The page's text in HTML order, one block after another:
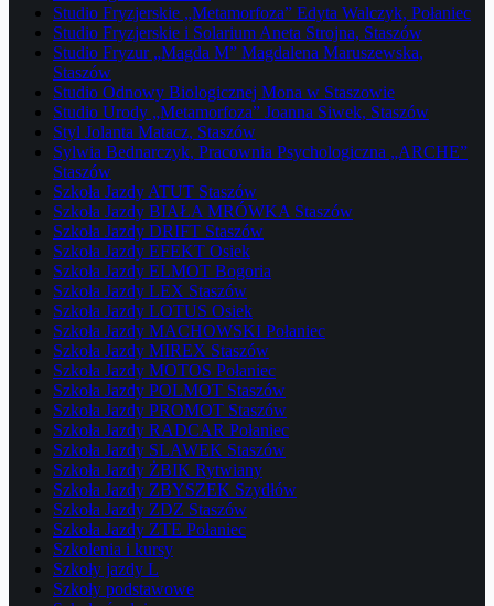
Studio Fryzjerskie „Metamorfoza” Edyta Walczyk, Połaniec
Studio Fryzjerskie i Solarium Aneta Strojna, Staszów
Studio Fryzur „Magda M” Magdalena Maruszewska,
Staszów
Studio Odnowy Biologicznej Mona w Staszowie
Studio Urody „Metamorfoza” Joanna Siwek, Staszów
Styl Jolanta Matacz, Staszów
Sylwia Bednarczyk, Pracownia Psychologiczna „ARCHE”
Staszów
Szkoła Jazdy ATUT Staszów
Szkoła Jazdy BIAŁA MRÓWKA Staszów
Szkoła Jazdy DRIFT Staszów
Szkoła Jazdy EFEKT Osiek
Szkoła Jazdy ELMOT Bogoria
Szkoła Jazdy LEX Staszów
Szkoła Jazdy LOTUS Osiek
Szkoła Jazdy MACHOWSKI Połaniec
Szkoła Jazdy MIREX Staszów
Szkoła Jazdy MOTOS Połaniec
Szkoła Jazdy POLMOT Staszów
Szkoła Jazdy PROMOT Staszów
Szkoła Jazdy RADCAR Połaniec
Szkoła Jazdy SLAWEK Staszów
Szkoła Jazdy ŻBIK Rytwiany
Szkoła Jazdy ZBYSZEK Szydłów
Szkoła Jazdy ZDZ Staszów
Szkoła Jazdy ZTE Połaniec
Szkolenia i kursy
Szkoły jazdy L
Szkoły podstawowe